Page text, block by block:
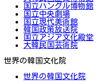
国立ハングル博物館
国立中央劇場
国立現代美術館
韓国政策放送院
国立アジア文化殿堂
大韓民国芸術院
世界の韓国文化院
世界の韓国文化院